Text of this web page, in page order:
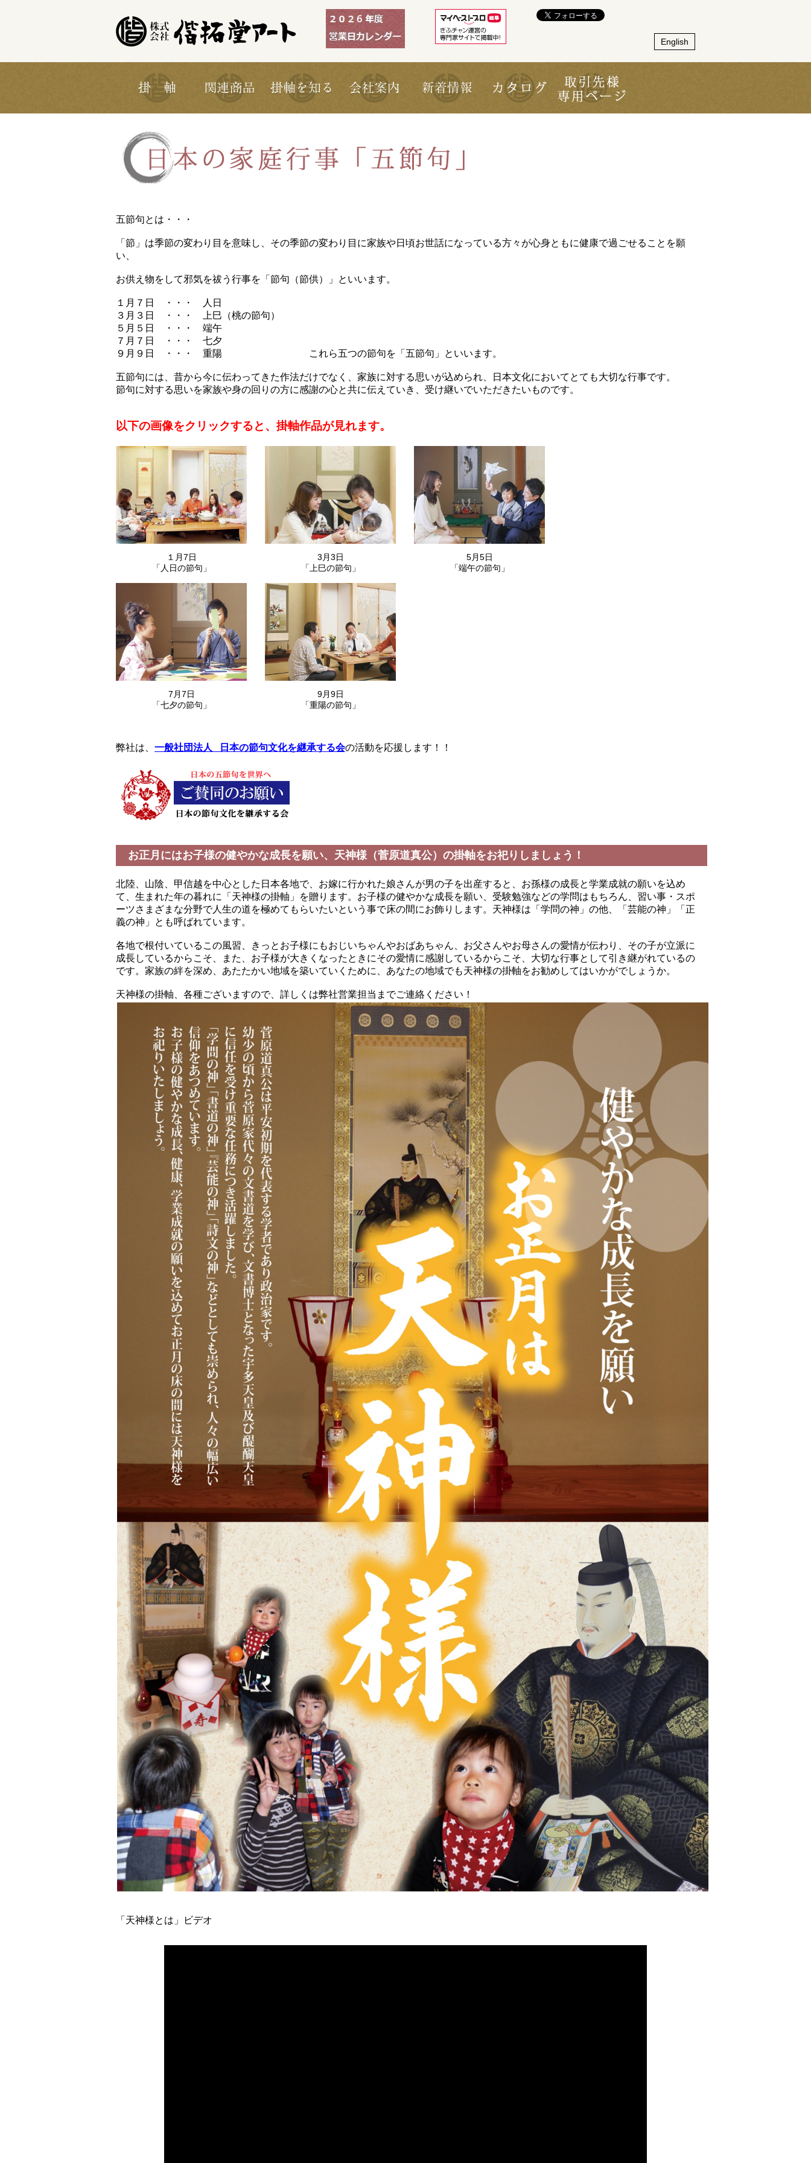
English
五節句とは・・・
「節」は季節の変わり目を意味し、その季節の変わり目に家族や日頃お世話になっている方々が心身ともに健康で過ごせることを願
い、
お供え物をして邪気を祓う行事を「節句（節供）」といいます。
１月７日 ・・・ 人日
３月３日 ・・・ 上巳（桃の節句）
５月５日 ・・・ 端午
７月７日 ・・・ 七夕
９月９日 ・・・ 重陽 これら五つの節句を「五節句」といいます。
五節句には、昔から今に伝わってきた作法だけでなく、家族に対する思いが込められ、日本文化においてとても大切な行事です。
節句に対する思いを家族や身の回りの方に感謝の心と共に伝えていき、受け継いでいただきたいものです。
以下の画像をクリックすると、掛軸作品が見れます。
１月7日
「人日の節句」
3月3日
「上巳の節句」
5月5日
「端午の節句」
7月7日
「七夕の節句」
9月9日
「重陽の節句」
弊社は、 一般社団法人 日本の節句文化を継承する会の活動を応援します！！
お正月にはお子様の健やかな成長を願い、天神様（菅原道真公）の掛軸をお祀りしましょう！
北陸、山陰、甲信越を中心とした日本各地で、お嫁に行かれた娘さんが男の子を出産すると、お孫様の成長と学業成就の願いを込め
て、生まれた年の暮れに「天神様の掛軸」を贈ります。お子様の健やかな成長を願い、受験勉強などの学問はもちろん、習い事・スポ
ーツさまざまな分野で人生の道を極めてもらいたいという事で床の間にお飾りします。天神様は「学問の神」の他、「芸能の神」「正
義の神」とも呼ばれています。
各地で根付いているこの風習、きっとお子様にもおじいちゃんやおばあちゃん、お父さんやお母さんの愛情が伝わり、その子が立派に
成長しているからこそ、また、お子様が大きくなったときにその愛情に感謝しているからこそ、大切な行事として引き継がれているの
です。家族の絆を深め、あたたかい地域を築いていくために、あなたの地域でも天神様の掛軸をお勧めしてはいかがでしょうか。
天神様の掛軸、各種ございますので、詳しくは弊社営業担当までご連絡ください！
「天神様とは」ビデオ